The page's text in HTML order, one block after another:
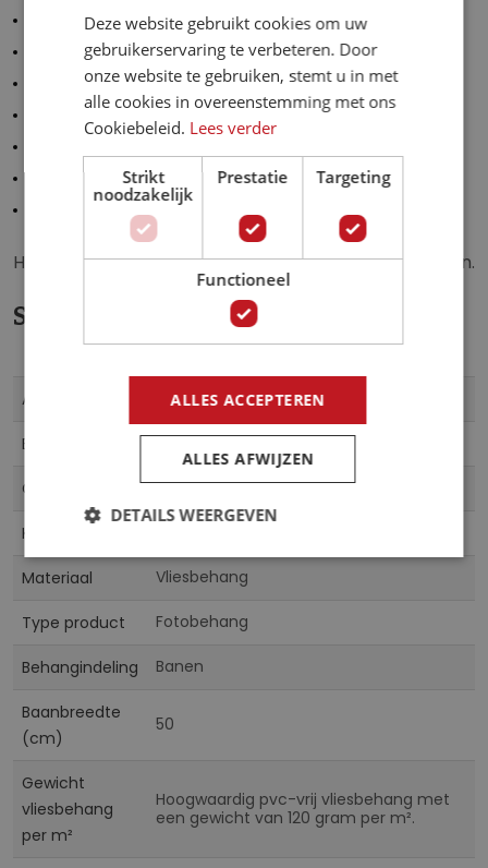
g
e
n
a
l
l
r
j
100 cm breed x 70 cm hoog.
150 cm breed x 105 cm hoog.
200 cm breed x 140 cm hoog.
250 cm breed x 175 cm hoog.
350 cm breed x 245 cm hoog.
400 cm breed x 280 cm hoog.
Het fotobehang is zelf gemakkelijk op maat te snijden.
Specificaties
Artikelnummer 00A1-0NEW010225
EAN 5903143868733
Collectie AG
Kleur
Materiaal Vliesbehang
Type product Fotobehang
Behangindeling Banen
Baanbreedte
(cm)
50
Gewicht
vliesbehang
per m²
Hoogwaardig pvc-vrij vliesbehang met
een gewicht van 120 gram per m².
Deze website gebruikt cookies om uw
gebruikerservaring te verbeteren. Door
onze website te gebruiken, stemt u in met
alle cookies in overeenstemming met ons
Cookiebeleid. Lees verder
Strikt
noodzakelijk
Prestatie Targeting
Functioneel
ALLES ACCEPTEREN
ALLES AFWIJZEN
DETAILS WEERGEVEN